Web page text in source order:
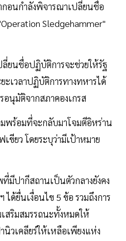
อนกำลังพิจารณาเปลี่ยนชื่อ
Sledgehammer"
ลี่ยนชื่อปฏิบัติการจะช่วยให้รัฐ
ะเวลาปฏิบัติการทางทหารได้
อนุมัติจากสภาคองเกรส
พร้อมที่จะกลับมาโจมตีอิหร่าน
ยว โดยระบุว่ามีเป้าหมาย
มีปากีสถานเป็นตัวกลางยังคง
ด้ยื่นเงื่อนไข 5 ข้อ รวมถึงการ
สริมสมรรถนะทั้งหมดให้
วเคลียร์ให้เหลือเพียงแห่ง